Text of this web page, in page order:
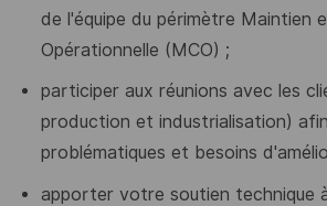
de l'équipe du périmètre Maintien
Opérationnelle (MCO) ;
participer aux réunions avec les
production et industrialisation)
problématiques et besoins
apporter votre soutien technique